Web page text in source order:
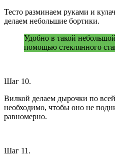
Тесто разминаем руками и
делаем небольшие бортики.
Удобно в такой
помощью стеклянного
Шаг 10.
Вилкой делаем дырочки по
необходимо, чтобы оно не
равномерно.
Шаг 11.